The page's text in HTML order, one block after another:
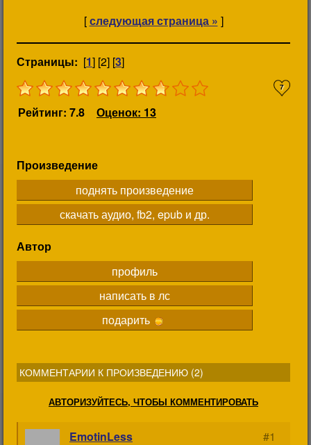
[следующая страница » ]
Страницы: [1] [2] [3]
7
Рейтинг: 7.8 Оценок: 13
Произведение
поднять произведение
скачать аудио, fb2, epub и др.
Автор
профиль
написать в лс
подарить
КОММЕНТАРИИ К ПРОИЗВЕДЕНИЮ (2)
АВТОРИЗУЙТЕСЬ, ЧТОБЫ КОММЕНТИРОВАТЬ
EmotinLess
#1